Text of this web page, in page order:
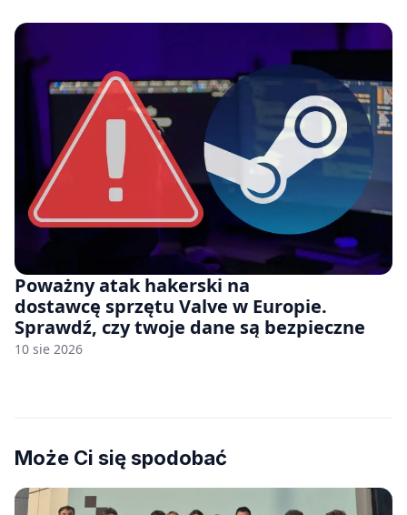
Poważny atak hakerski na
dostawcę sprzętu Valve w Europie.
Sprawdź, czy twoje dane są bezpieczne
10 sie 2026
Może Ci się spodobać